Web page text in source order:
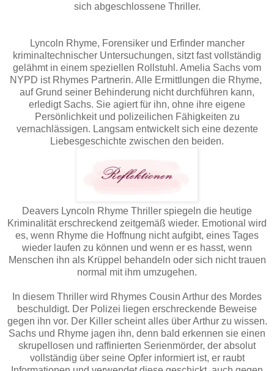
sich abgeschlossene Thriller.
Lyncoln Rhyme, Forensiker und Erfinder mancher
kriminaltechnischer Untersuchungen, sitzt fast vollständig
gelähmt in einem speziellen Rollstuhl. Amelia Sachs vom
NYPD ist Rhymes Partnerin. Alle Ermittlungen die Rhyme,
auf Grund seiner Behinderung nicht durchführen kann,
erledigt Sachs. Sie agiert für ihn, ohne ihre eigene
Persönlichkeit und polizeilichen Fähigkeiten zu
vernachlässigen. Langsam entwickelt sich eine dezente
Liebesgeschichte zwischen den beiden.
Deavers Lyncoln Rhyme Thriller spiegeln die heutige
Kriminalität erschreckend zeitgemäß wieder. Emotional wird
es, wenn Rhyme die Hoffnung nicht aufgibt, eines Tages
wieder laufen zu können und wenn er es hasst, wenn
Menschen ihn als Krüppel behandeln oder sich nicht trauen
normal mit ihm umzugehen.
In diesem Thriller wird Rhymes Cousin Arthur des Mordes
beschuldigt. Der Polizei liegen erschreckende Beweise
gegen ihn vor. Der Killer scheint alles über Arthur zu wissen.
Sachs und Rhyme jagen ihn, denn bald erkennen sie einen
skrupellosen und raffinierten Serienmörder, der absolut
vollständig über seine Opfer informiert ist, er raubt